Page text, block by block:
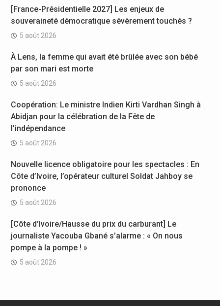
[France-Présidentielle 2027] Les enjeux de
souveraineté démocratique sévèrement touchés ?
5 août 2026
À Lens, la femme qui avait été brûlée avec son bébé
par son mari est morte
5 août 2026
Coopération: Le ministre Indien Kirti Vardhan Singh à
Abidjan pour la célébration de la Fête de
l’indépendance
5 août 2026
Nouvelle licence obligatoire pour les spectacles : En
Côte d’Ivoire, l’opérateur culturel Soldat Jahboy se
prononce
5 août 2026
[Côte d’Ivoire/Hausse du prix du carburant] Le
journaliste Yacouba Gbané s’alarme : « On nous
pompe à la pompe ! »
5 août 2026